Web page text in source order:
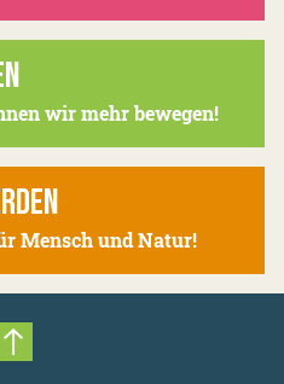
wir mehr bewegen!
Mensch und Natur!
Nach oben scrollen